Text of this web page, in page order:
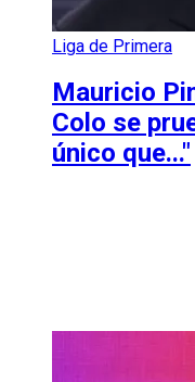
Liga de Primera
Mauricio
Colo se
único que..."